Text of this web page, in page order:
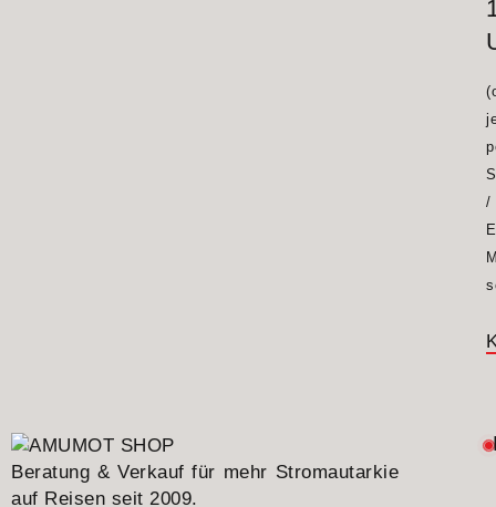
/
Beratung & Verkauf für mehr Stromautarkie
auf Reisen seit 2009.